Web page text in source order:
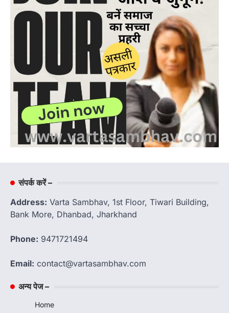
संपर्क करें –
Address: Varta Sambhav, 1st Floor, Tiwari Building,
Bank More, Dhanbad, Jharkhand
Phone: 9471721494
Email: contact@vartasambhav.com
अन्य पेज –
Home